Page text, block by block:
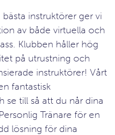
instruktörer ger vi
av både virtuella och
Klubben håller hög
på utrustning och
instruktörer! Vårt
fantastisk
se till så att du når dina
Tränare för en
lösning för dina